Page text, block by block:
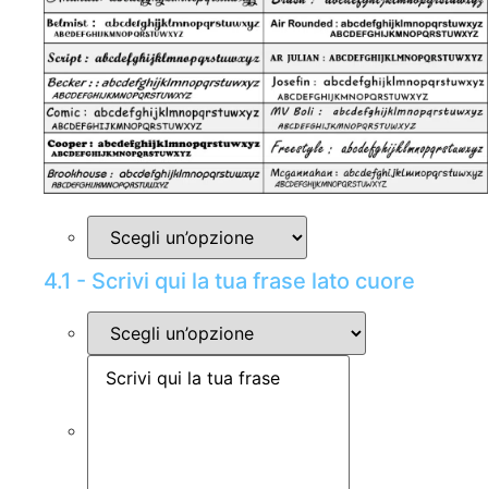
4.1 - Scrivi qui la tua frase lato cuore